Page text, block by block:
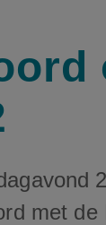
met